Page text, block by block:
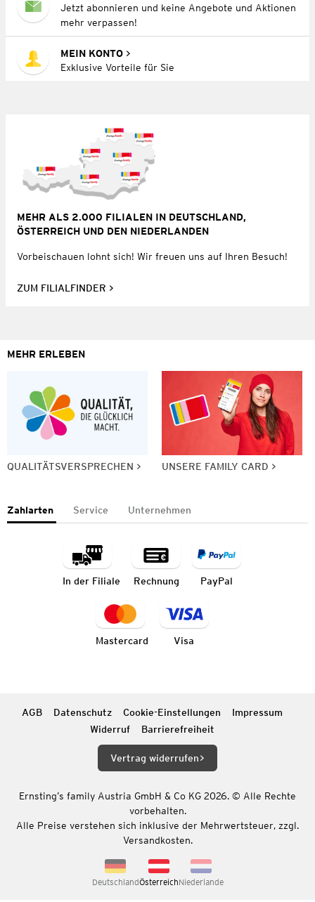
Jetzt abonnieren und keine Angebote und Aktionen
mehr verpassen!
MEIN KONTO
Exklusive Vorteile für Sie
MEHR ALS 2.000 FILIALEN IN DEUTSCHLAND,
ÖSTERREICH UND DEN NIEDERLANDEN
Vorbeischauen lohnt sich! Wir freuen uns auf Ihren Besuch!
ZUM FILIALFINDER
MEHR ERLEBEN
QUALITÄTSVERSPRECHEN UNSERE FAMILY CARD
Zahlarten Service Unternehmen
In der Filiale Rechnung PayPal
Mastercard Visa
AGB Datenschutz Cookie-Einstellungen
Impressum
Widerruf
Barrierefreiheit
Vertrag widerrufen
Ernsting’s family Austria GmbH & Co KG 2026. © Alle Rechte
vorbehalten.
Alle Preise verstehen sich inklusive der Mehrwertsteuer, zzgl.
Versandkosten.
DeutschlandÖsterreichNiederlande